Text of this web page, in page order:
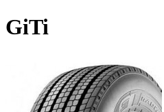
GiTi